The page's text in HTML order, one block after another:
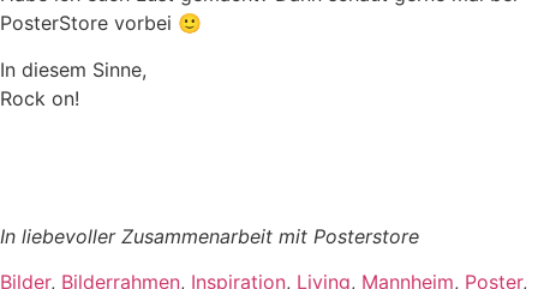
PosterStore vorbei 🙂
In diesem Sinne,
Rock on!
In liebevoller Zusammenarbeit mit Posterstore
Bilder, Bilderrahmen, Inspiration, Living, Mannheim, Poster,